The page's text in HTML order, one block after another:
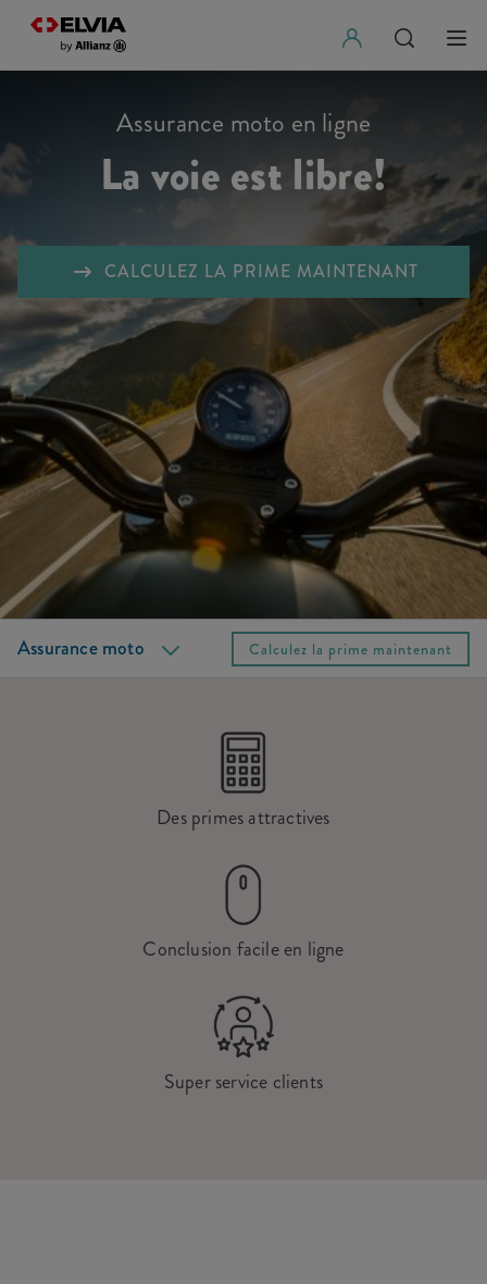
Assurance moto en ligne
La voie est libre!
CALCULEZ LA PRIME MAINTENANT
Assurance moto
RC
Casco
Couvertures supplémentaires
Marche à suivre
Services Calculez la prime maintenant
Des primes attractives
Conclusion facile en ligne
Super service clients